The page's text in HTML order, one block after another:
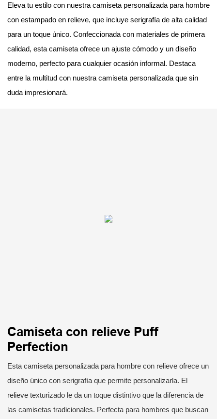
Eleva tu estilo con nuestra camiseta personalizada para hombre
con estampado en relieve, que incluye serigrafía de alta calidad
para un toque único. Confeccionada con materiales de primera
calidad, esta camiseta ofrece un ajuste cómodo y un diseño
moderno, perfecto para cualquier ocasión informal. Destaca
entre la multitud con nuestra camiseta personalizada que sin
duda impresionará.
Camiseta con relieve Puff
Perfection
Esta camiseta personalizada para hombre con relieve ofrece un
diseño único con serigrafía que permite personalizarla. El
relieve texturizado le da un toque distintivo que la diferencia de
las camisetas tradicionales. Perfecta para hombres que buscan